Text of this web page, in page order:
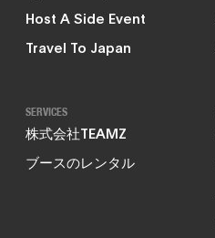
Host A Side Event
Travel To Japan
SERVICES
株式会社TEAMZ
ブースのレンタル